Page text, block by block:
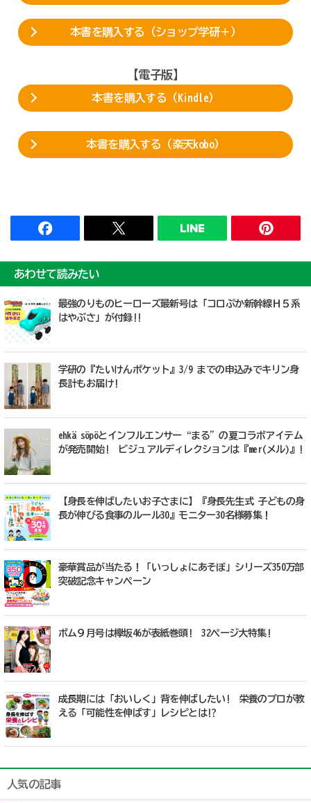
本書を購入する（ショップ学研＋）
【電子版】
本書を購入する（Kindle）
本書を購入する（楽天kobo）
あわせて読みたい
最強のりものヒーローズ最新号は「コロぷか新幹線Ｈ５系
はやぶさ」が付録!!
学研の『たいけんポケット』3/9 までの申込みでキリン身
長計もお届け!
ehkä söpöとインフルエンサー“まる”の夏コラボアイテム
が発売開始! ビジュアルディレクションは『mer(メル)』!
【身長を伸ばしたいお子さまに】『身長先生式 子どもの身
長が伸びる食事のルール30』モニター30名様募集！
豪華賞品が当たる！「いっしょにあそぼ」シリーズ350万部
突破記念キャンペーン
ボム９月号は欅坂46が表紙巻頭! 32ページ大特集!
成長期には「おいしく」背を伸ばしたい! 栄養のプロが教
える「可能性を伸ばす」レシピとは!?
人気の記事